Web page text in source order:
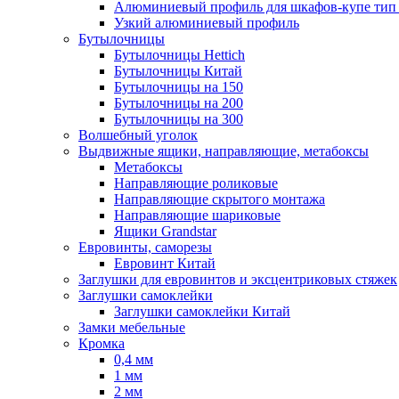
Алюминиевый профиль для шкафов-купе
Узкий алюминиевый профиль
Бутылочницы
Бутылочницы Hettich
Бутылочницы Китай
Бутылочницы на 150
Бутылочницы на 200
Бутылочницы на 300
Волшебный уголок
Выдвижные ящики, направляющие, метабоксы
Метабоксы
Направляющие роликовые
Направляющие скрытого монтажа
Направляющие шариковые
Ящики Grandstar
Евровинты, саморезы
Евровинт Китай
Заглушки для евровинтов и эксцентриковых стяжек
Заглушки самоклейки
Заглушки самоклейки Китай
Замки мебельные
Кромка
0,4 мм
1 мм
2 мм